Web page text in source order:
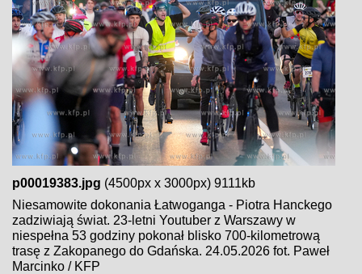
p00019383.jpg (4500px x 3000px) 9111kb
Niesamowite dokonania Łatwoganga - Piotra Hanckego
zadziwiają świat. 23-letni Youtuber z Warszawy w
niespełna 53 godziny pokonał blisko 700-kilometrową
trasę z Zakopanego do Gdańska. 24.05.2026 fot. Paweł
Marcinko / KFP